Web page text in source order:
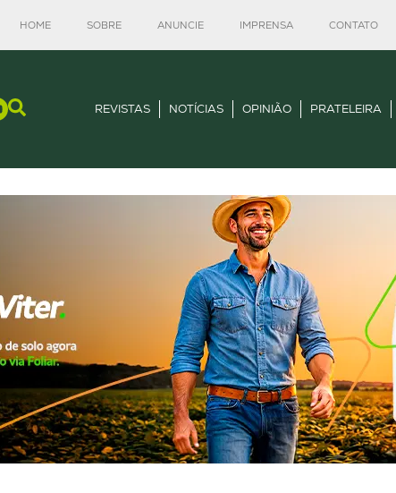
HOME SOBRE ANUNCIE IMPRENSA CONTATO
REVISTAS NOTÍCIAS OPINIÃO PRATELEIRA